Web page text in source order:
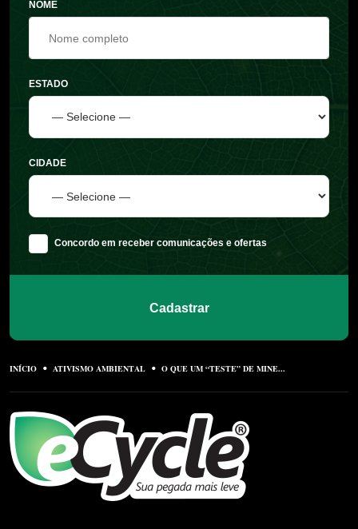
NOME
ESTADO
CIDADE
Concordo em receber comunicações e ofertas
Cadastrar
INÍCIO ATIVISMO AMBIENTAL O QUE UM “TESTE” DE MINE...